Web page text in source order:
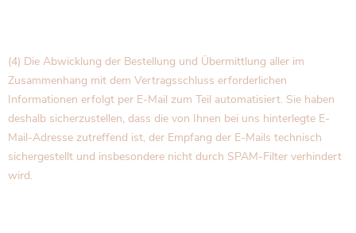
(4) Die Abwicklung der Bestellung und Übermittlung aller im
Zusammenhang mit dem Vertragsschluss erforderlichen
Informationen erfolgt per E-Mail zum Teil automatisiert. Sie haben
deshalb sicherzustellen, dass die von Ihnen bei uns hinterlegte E-
Mail-Adresse zutreffend ist, der Empfang der E-Mails technisch
sichergestellt und insbesondere nicht durch SPAM-Filter verhindert
wird.